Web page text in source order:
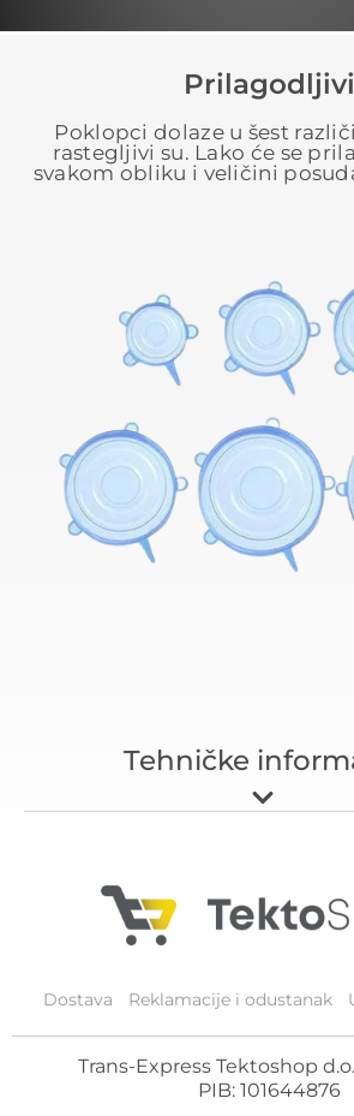
Prilagodljivi
Poklopci dolaze u šest
rastegljivi su. Lako će se
svakom obliku i veličini
Tehničke
Dostava Reklamacije i odustanak
Trans-Express Tektoshop
PIB: 101644876